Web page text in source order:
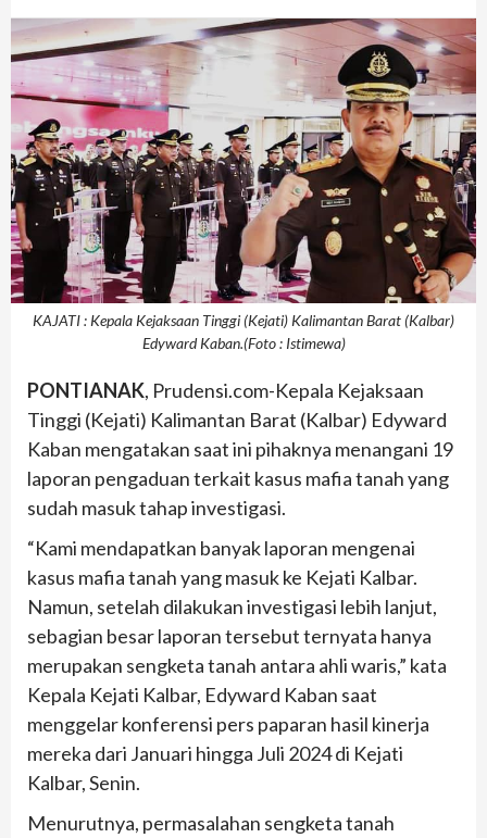
KAJATI : Kepala Kejaksaan Tinggi (Kejati) Kalimantan Barat (Kalbar)
Edyward Kaban.(Foto : Istimewa)
PONTIANAK, Prudensi.com-Kepala Kejaksaan
Tinggi (Kejati) Kalimantan Barat (Kalbar) Edyward
Kaban mengatakan saat ini pihaknya menangani 19
laporan pengaduan terkait kasus mafia tanah yang
sudah masuk tahap investigasi.
“Kami mendapatkan banyak laporan mengenai
kasus mafia tanah yang masuk ke Kejati Kalbar.
Namun, setelah dilakukan investigasi lebih lanjut,
sebagian besar laporan tersebut ternyata hanya
merupakan sengketa tanah antara ahli waris,” kata
Kepala Kejati Kalbar, Edyward Kaban saat
menggelar konferensi pers paparan hasil kinerja
mereka dari Januari hingga Juli 2024 di Kejati
Kalbar, Senin.
Menurutnya, permasalahan sengketa tanah